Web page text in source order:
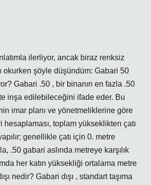
ilerliyor, ancak biraz renksiz
okurken şöyle düşündüm: Gabari 50
Gabari .50 , bir binanın en fazla .50
inşa edilebileceğini ifade eder. Bu
imar planı ve yönetmeliklerine göre
hesaplaması, toplam yükseklikten çatı
genellikle çatı için 0. metre
.50 gabari aslında metreye karşılık
her katın yüksekliği ortalama metre
nedir? Gabari dışı , standart taşıma